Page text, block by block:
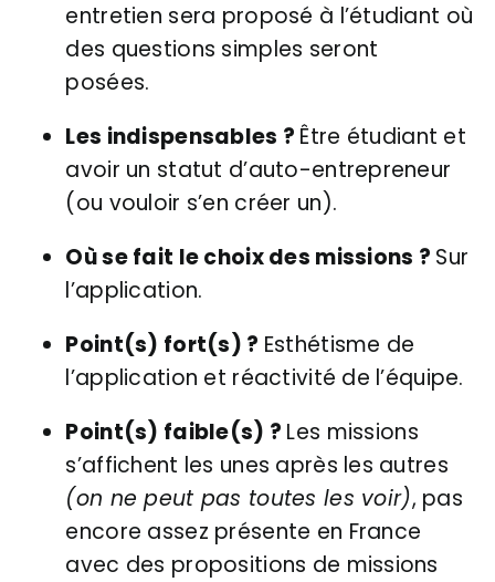
entretien sera proposé à l’étudiant où
des questions simples seront
posées.
Les indispensables ? Être étudiant et
avoir un statut d’auto-entrepreneur
(ou vouloir s’en créer un).
Où se fait le choix des missions ? Sur
l’application.
Point(s) fort(s) ? Esthétisme de
l’application et réactivité de l’équipe.
Point(s) faible(s) ? Les missions
s’affichent les unes après les autres
(on ne peut pas toutes les voir), pas
encore assez présente en France
avec des propositions de missions